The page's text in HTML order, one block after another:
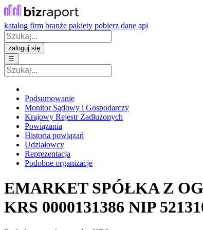
katalog firm branże pakiety pobierz dane api
zaloguj się
☰
Podsumowanie
Monitor Sądowy i Gospodarczy
Krajowy Rejestr Zadłużonych
Powiązania
Historia powiązań
Udziałowcy
Reprezentacja
Podobne organizacje
EMARKET SPÓŁKA Z
KRS 0000131386 NIP